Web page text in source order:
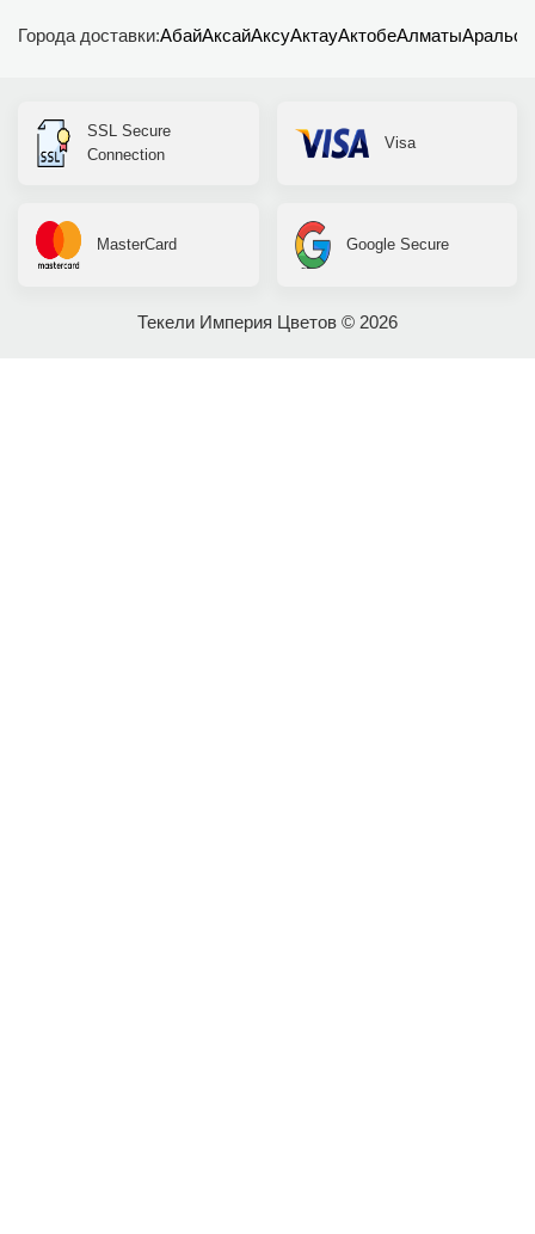
Города доставки:АбайАксайАксуАктауАктобеАлматыАральск
Текели Империя Цветов © 2026
SSL Secure
Connection
Visa
MasterCard Google Secure